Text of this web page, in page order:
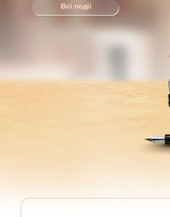
Всі події